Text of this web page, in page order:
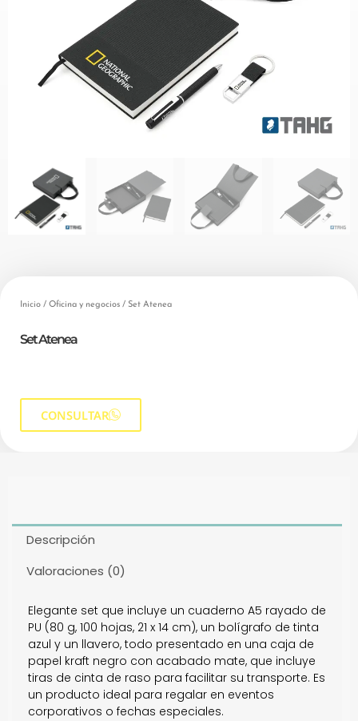
Inicio / Oficina y negocios / Set Atenea
Set Atenea
CONSULTAR
Descripción
Valoraciones (0)
Elegante set que incluye un cuaderno A5 rayado de
PU (80 g, 100 hojas, 21 x 14 cm), un bolígrafo de tinta
azul y un llavero, todo presentado en una caja de
papel kraft negro con acabado mate, que incluye
tiras de cinta de raso para facilitar su transporte. Es
un producto ideal para regalar en eventos
corporativos o fechas especiales.